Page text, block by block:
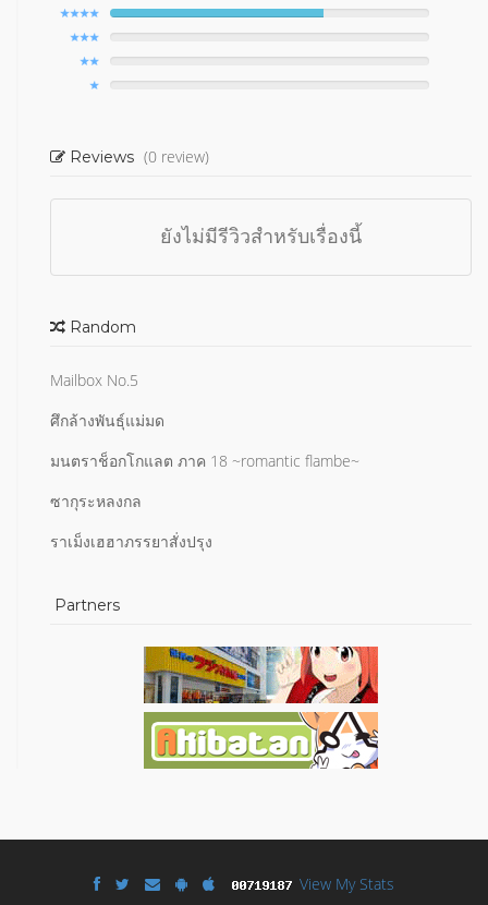
Reviews (0 review)
ยังไม่มีรีวิวสำหรับเรื่องนี้
Random
Mailbox No.5
ศึกล้างพันธุ์แม่มด
มนตราช็อกโกแลต ภาค 18 ~romantic flambe~
ซากุระหลงกล
ราเม็งเฮฮาภรรยาสั่งปรุง
Partners
View My Stats